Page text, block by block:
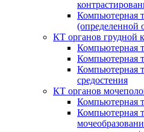
Компьютерная
(определенной
КТ органов грудной
Компьютерная
Компьютерная
Компьютерная
средостения
КТ органов
Компьютерная
Компьютерная